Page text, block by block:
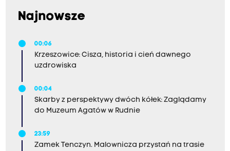
Najnowsze
00:06
Krzeszowice: Cisza, historia i cień dawnego
uzdrowiska
00:04
Skarby z perspektywy dwóch kółek: Zaglądamy
do Muzeum Agatów w Rudnie
23:59
Zamek Tenczyn. Malownicza przystań na trasie